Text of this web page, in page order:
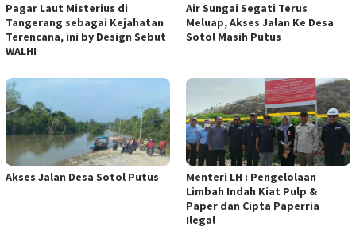
Pagar Laut Misterius di
Tangerang sebagai Kejahatan
Terencana, ini by Design Sebut
WALHI
Air Sungai Segati Terus
Meluap, Akses Jalan Ke Desa
Sotol Masih Putus
Akses Jalan Desa Sotol Putus
Menteri LH : Pengelolaan
Limbah Indah Kiat Pulp &
Paper dan Cipta Paperria
Ilegal